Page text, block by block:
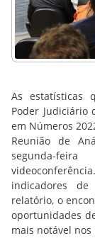
As estatísticas
Poder Judiciário
em Números
Reunião de
segunda-
indicadores
relatório, o
oportunidades
mais notável